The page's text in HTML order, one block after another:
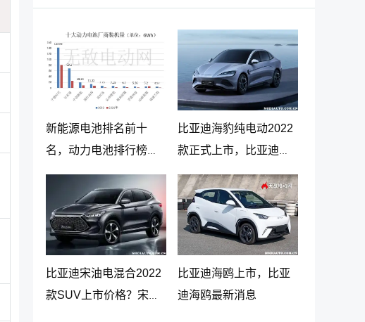
新能源电池排名前十
名，动力电池排行榜前
十名
比亚迪海豹纯电动2022
款正式上市，比亚迪海
豹纯电动报价20.98万起
比亚迪宋油电混合2022
款SUV上市价格？宋
比亚迪海鸥上市，比亚
迪海鸥最新消息